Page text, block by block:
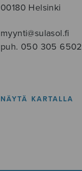
00180 Helsinki
myynti@sulasol.fi
puh. 050 305 6502
NÄYTÄ KARTALLA